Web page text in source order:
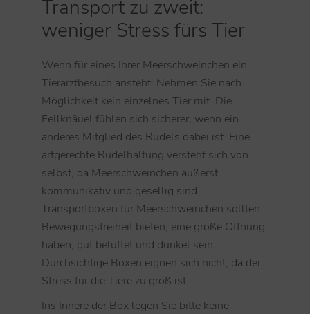
Transport zu zweit:
weniger Stress fürs Tier
Wenn für eines Ihrer Meerschweinchen ein
Tierarztbesuch ansteht: Nehmen Sie nach
Möglichkeit kein einzelnes Tier mit. Die
Fellknäuel fühlen sich sicherer, wenn ein
anderes Mitglied des Rudels dabei ist. Eine
artgerechte Rudelhaltung versteht sich von
selbst, da Meerschweinchen äußerst
kommunikativ und gesellig sind.
Transportboxen für Meerschweinchen sollten
Bewegungsfreiheit bieten, eine große Öffnung
haben, gut belüftet und dunkel sein.
Durchsichtige Boxen eignen sich nicht, da der
Stress für die Tiere zu groß ist.
Ins Innere der Box legen Sie bitte keine